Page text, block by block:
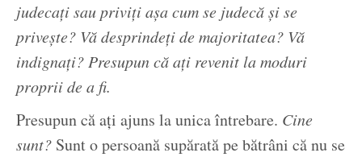
judecați sau priviți așa cum se judecă și se
privește? Vă desprindeți de majoritatea? Vă
indignați? Presupun că ați revenit la moduri
proprii de a fi.
Presupun că ați ajuns la unica întrebare. Cine
sunt? Sunt o persoană supărată pe bătrâni că nu se